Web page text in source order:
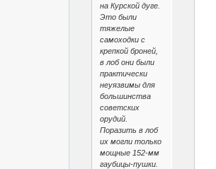
на Курской дуге.
Это были
тяжелые
самоходки с
крепкой броней,
в лоб они были
практически
неуязвимы для
большинства
советских
орудий.
Поразить в лоб
их могли только
мощные 152-мм
гаубицы-пушки.